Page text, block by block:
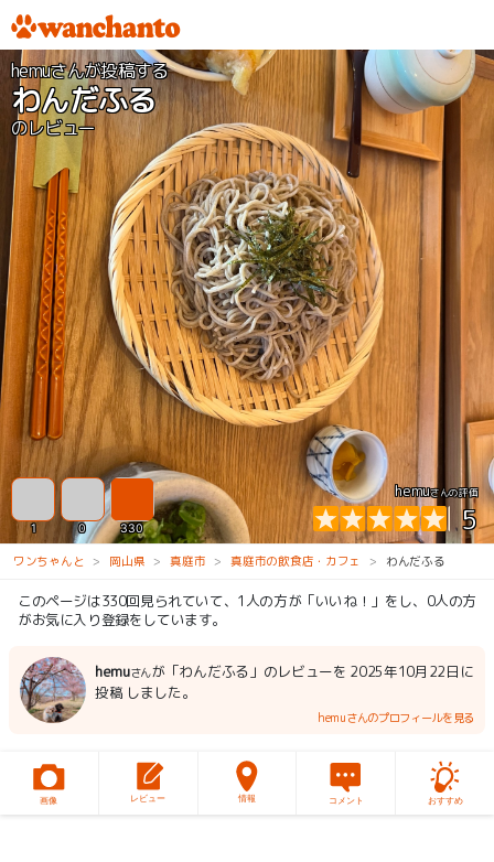
hemuさんが投稿する
わんだふる
のレビュー
hemuさんの評価
5
1 0 330
ワンちゃんと 岡山県 真庭市 真庭市の飲食店・カフェ わんだふる
このページは330回見られていて、1人の方が「いいね！」をし、0人の方
がお気に入り登録をしています。
hemuさんが「わんだふる」のレビューを 2025年10月22日に
投稿 しました。
hemuさんのプロフィールを見る
画像 レビュー 情報 コメント おすすめ